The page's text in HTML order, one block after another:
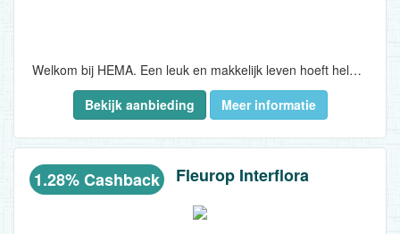
Welkom bij HEMA. Een leuk en makkelijk leven hoeft helemaal niet duur te zijn, vindt HEMA...
Bekijk aanbieding
Meer informatie
1.28% Cashback Fleurop Interflora